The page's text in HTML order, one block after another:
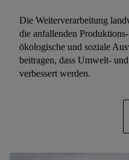
Die Weiterverarbeitung
die anfallenden
ökologische und soziale
beitragen, dass Umwelt-
verbessert werden.